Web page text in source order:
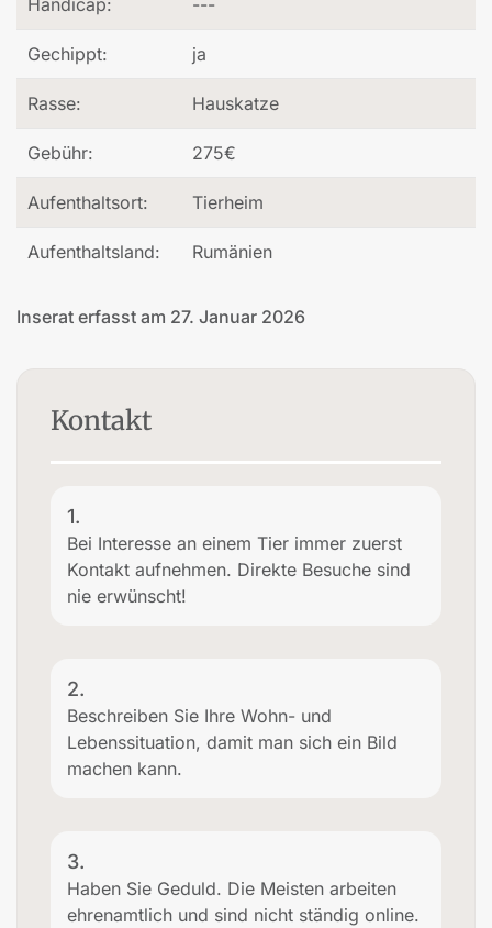
Handicap: ---
Gechippt: ja
Rasse: Hauskatze
Gebühr: 275€
Aufenthaltsort: Tierheim
Aufenthaltsland: Rumänien
Inserat erfasst am 27. Januar 2026
Kontakt
1.
Bei Interesse an einem Tier immer zuerst
Kontakt aufnehmen. Direkte Besuche sind
nie erwünscht!
2.
Beschreiben Sie Ihre Wohn- und
Lebenssituation, damit man sich ein Bild
machen kann.
3.
Haben Sie Geduld. Die Meisten arbeiten
ehrenamtlich und sind nicht ständig online.